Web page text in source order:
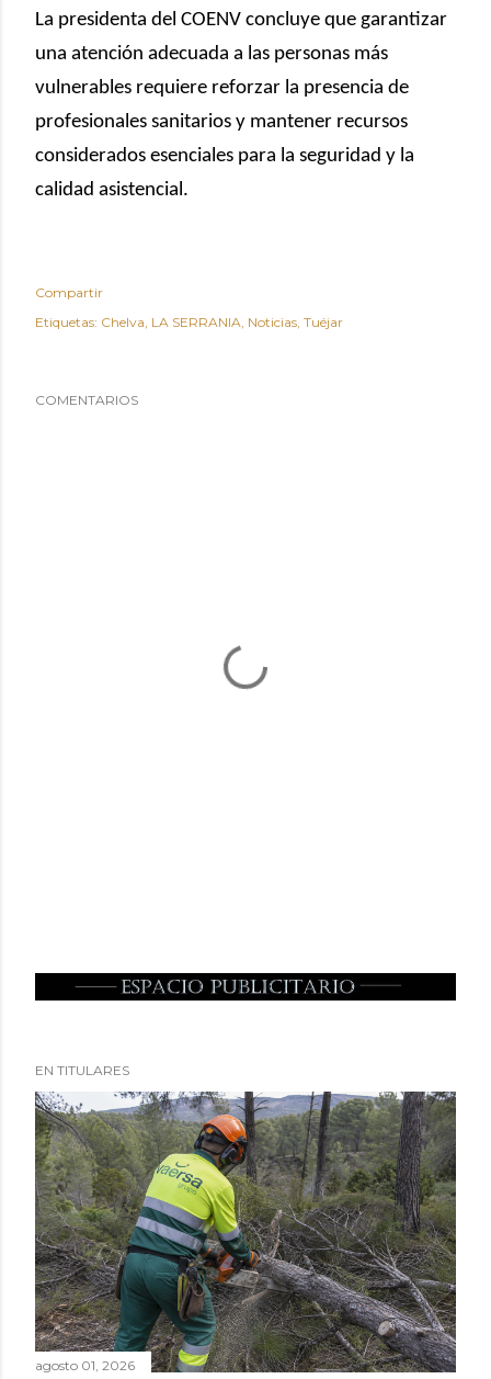
La presidenta del COENV concluye que garantizar
una atención adecuada a las personas más
vulnerables requiere reforzar la presencia de
profesionales sanitarios y mantener recursos
considerados esenciales para la seguridad y la
calidad asistencial.
Compartir
Etiquetas: Chelva LA SERRANIA Noticias Tuéjar
COMENTARIOS
EN TITULARES
agosto 01, 2026